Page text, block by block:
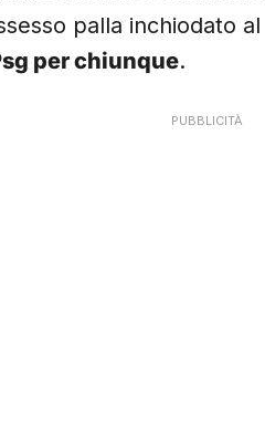
palla inchiodato al
per chiunque.